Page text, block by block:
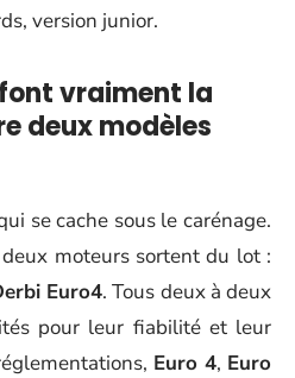
version junior.
vraiment la
deux modèles
se cache sous le carénage.
moteurs sortent du lot :
Euro4. Tous deux à deux
pour leur fiabilité et leur
Euro 4, Euro